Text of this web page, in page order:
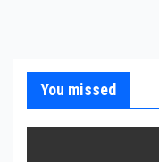
You missed